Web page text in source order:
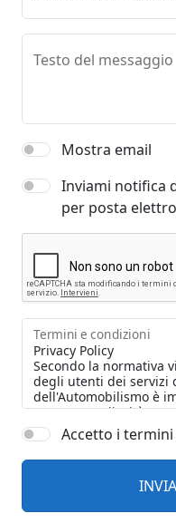
Testo del messaggio
Mostra email
Inviami notifica
per posta
Termini e condizioni
Accetto i